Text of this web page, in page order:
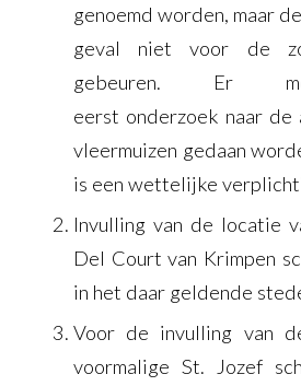
genoemd worden, maar
geval niet voor de
gebeuren. Er
eerst onderzoek naar de
vleermuizen gedaan
is een wettelijke
Invulling van de locatie
Del Court van Krimpen
in het daar geldende
Voor de invulling van
voormalige St. Jozef